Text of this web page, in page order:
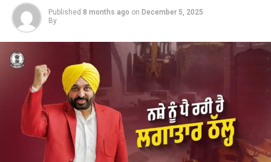
Published 8 months ago on December 5, 2025
By